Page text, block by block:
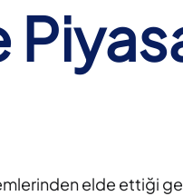
elde ettiği